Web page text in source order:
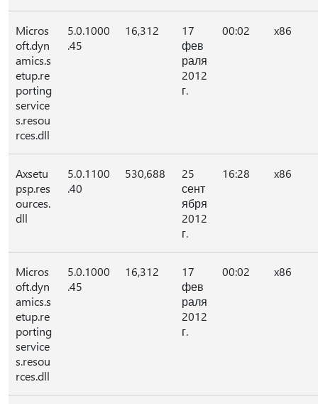
Micros
oft.dyn
amics.s
etup.re
porting
service
s.resou
rces.dll
5.0.1000
.45
16,312
17
фев
раля
2012
г.
00:02 x86
Axsetu
psp.res
ources.
dll
5.0.1100
.40
530,688
25
сент
ября
2012
г.
16:28 x86
Micros
oft.dyn
amics.s
etup.re
porting
service
s.resou
rces.dll
5.0.1000
.45
16,312
17
фев
раля
2012
г.
00:02 x86